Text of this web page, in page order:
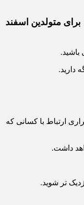
– فال روزانه در 10 اردیبهشت ۱۴۰۱ برای متولدین اسفند
باشید.
دارید.
ارتباط با کسانی که
داشت.
تر شوید.